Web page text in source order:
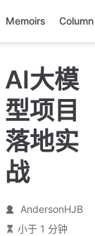
Memoirs Column
AI大模
型项目
落地实
战
AndersonHJB
小于 1 分钟